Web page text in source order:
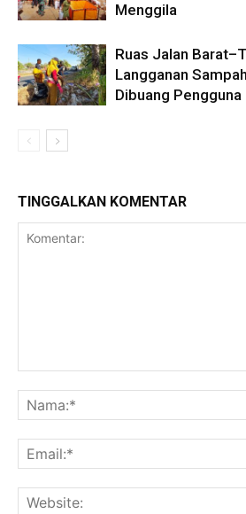
Menggila
Ruas Jalan
Langganan
Dibuang Pengguna
TINGGALKAN KOMENTAR